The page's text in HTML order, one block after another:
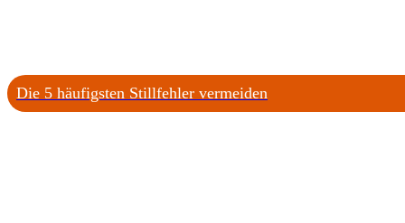
Die 5 häufigsten Stillfehler vermeiden